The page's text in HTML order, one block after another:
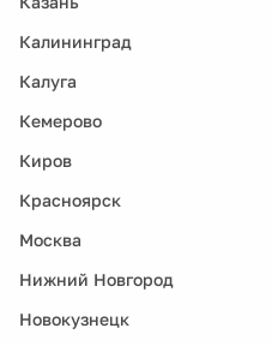
Калининград
Калуга
Кемерово
Киров
Красноярск
Москва
Нижний Новгород
Новокузнецк